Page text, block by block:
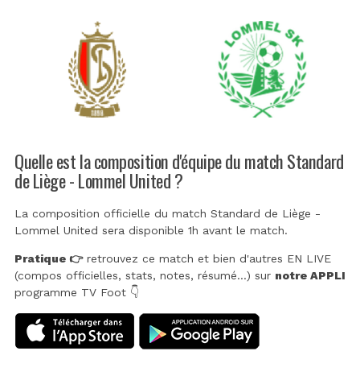
Quelle est la composition d'équipe du match Standard
de Liège - Lommel United ?
La composition officielle du match Standard de Liège -
Lommel United sera disponible 1h avant le match.
Pratique 👉retrouvez ce match et bien d'autres EN LIVE
(compos officielles, stats, notes, résumé...) sur notre APPLI
programme TV Foot 👇